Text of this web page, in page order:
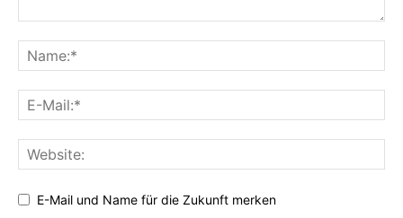
E-Mail und Name für die Zukunft merken